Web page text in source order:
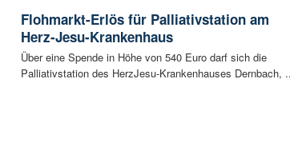
Flohmarkt-Erlös für Palliativstation am
Herz-Jesu-Krankenhaus
Über eine Spende in Höhe von 540 Euro darf sich die
Palliativstation des HerzJesu-Krankenhauses Dernbach,